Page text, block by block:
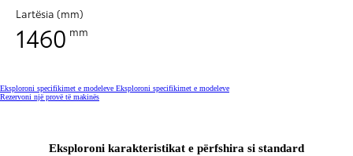
Lartësia (mm)
1460 mm
Eksploroni specifikimet e modeleve Eksploroni specifikimet e modeleve
Rezervoni një provë të makinës
Eksploroni karakteristikat e përfshira si standard